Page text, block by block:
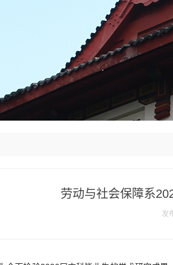
劳动与社会保障系
发